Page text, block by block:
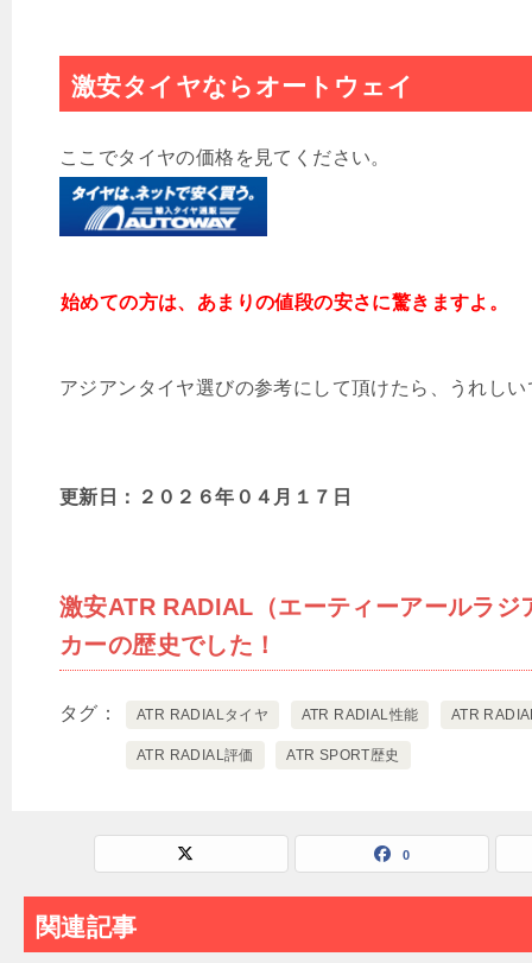
激安タイヤならオートウェイ
ここでタイヤの価格を見てください。
始めての方は、あまりの値段の安さに驚きますよ。
アジアンタイヤ選びの参考にして頂けたら、うれしい
更新日：２０２６年０４月１７ 日
激安ATR RADIAL（エーティーアールラジ
カーの歴史でした！
タグ ATR RADIALタイヤ ATR RADIAL性能 ATR
ATR RADIAL評価 ATR SPORT歴史
0
関連記事